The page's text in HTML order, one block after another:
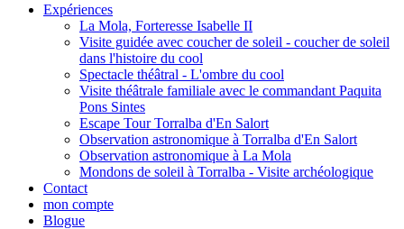
Expériences
La Mola, Forteresse Isabelle II
Visite guidée avec coucher de soleil - coucher de soleil
dans l'histoire du cool
Spectacle théâtral - L'ombre du cool
Visite théâtrale familiale avec le commandant Paquita
Pons Sintes
Escape Tour Torralba d'En Salort
Observation astronomique à Torralba d'En Salort
Observation astronomique à La Mola
Mondons de soleil à Torralba - Visite archéologique
Contact
mon compte
Blogue